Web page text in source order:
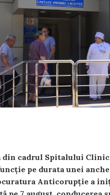
din cadrul Spitalului
pe durata unei
Anticorupție a